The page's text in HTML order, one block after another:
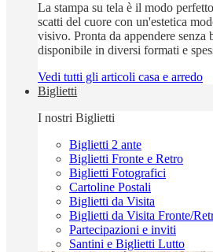
La stampa su tela è il modo
scatti del cuore con un'estetica
visivo. Pronta da appendere senza
disponibile in diversi formati e
Vedi tutti gli articoli casa e arredo
Biglietti
I nostri Biglietti
Biglietti 2 ante
Biglietti Fronte e Retro
Biglietti Fotografici
Cartoline Postali
Biglietti da Visita
Biglietti da Visita Fronte/
Partecipazioni e inviti
Santini e Biglietti Lutto